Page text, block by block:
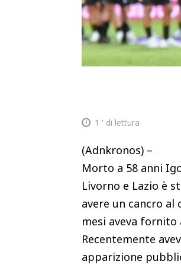
1 ' di lettura
(Adnkronos) –
Morto a 58 anni
Livorno e Lazio è
avere un cancro
mesi aveva
Recentemente
apparizione